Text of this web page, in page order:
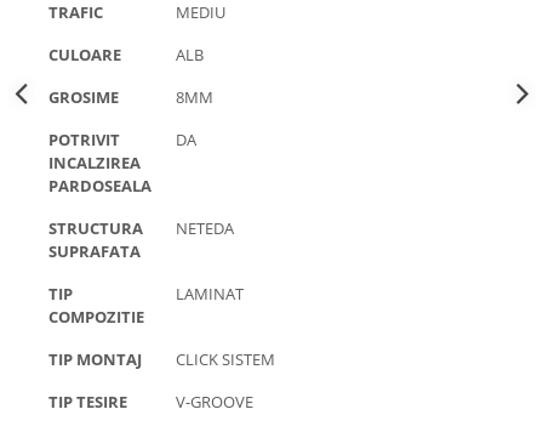
TRAFIC
MEDIU
CULOARE
ALB
GROSIME
8MM
POTRIVIT
INCALZIREA
PARDOSEALA
DA
STRUCTURA
SUPRAFATA
NETEDA
TIP
COMPOZITIE
LAMINAT
TIP MONTAJ
CLICK SISTEM
TIP TESIRE
V-GROOVE